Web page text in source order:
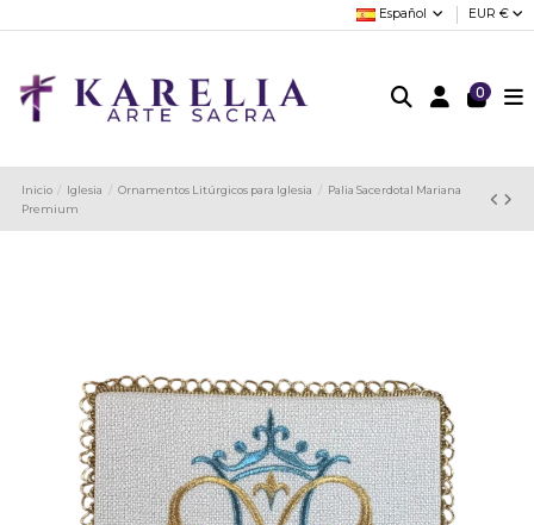
Español EUR €
0
Inicio Iglesia Ornamentos Litúrgicos para Iglesia
Palia Sacerdotal Mariana
Premium